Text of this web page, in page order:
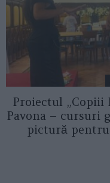
Proiectul „Copiii
Pavona – cursuri
pictură